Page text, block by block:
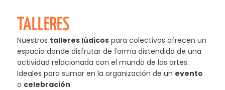
TALLERES
Nuestros talleres lúdicos para colectivos ofrecen un
espacio donde disfrutar de forma distendida de una
actividad relacionada con el mundo de las artes.
Ideales para sumar en la organización de un evento
o celebración.